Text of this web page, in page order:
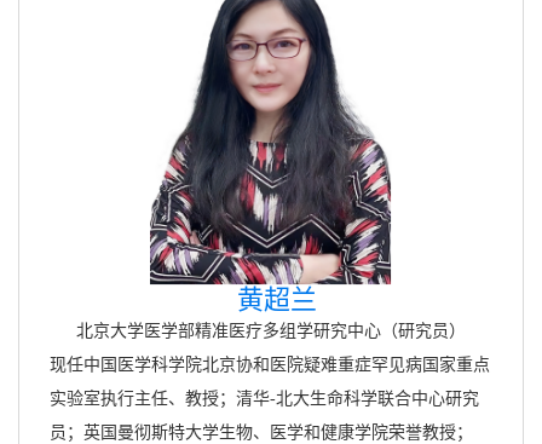
黄超兰
北京大学医学部精准医疗多组学研究中心（研究员）
现任中国医学科学院北京协和医院疑难重症罕见病国家重点
实验室执行主任、教授；清华-北大生命科学联合中心研究
员；英国曼彻斯特大学生物、医学和健康学院荣誉教授；